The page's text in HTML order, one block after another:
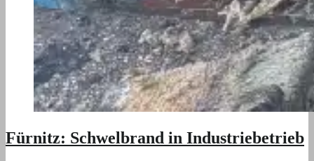
Fürnitz: Schwelbrand in Industriebetrieb